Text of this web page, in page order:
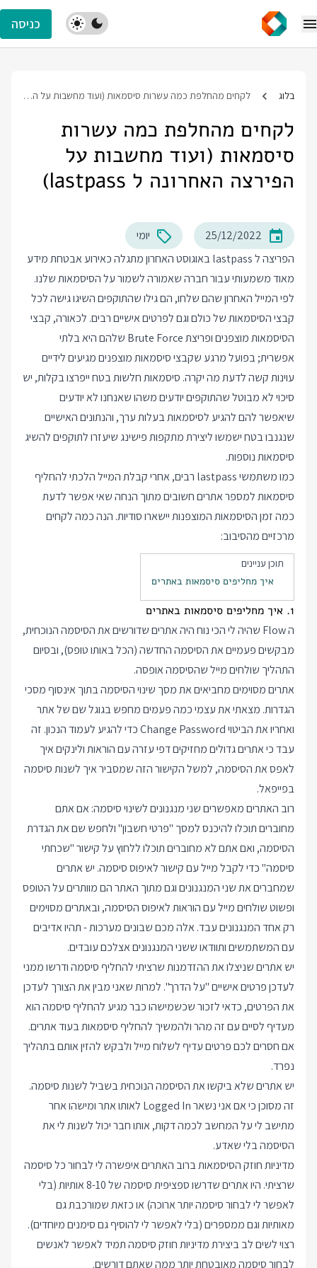
כניסה
בלוג לקחים מהחלפת כמה עשרות סיסמאות (ועוד מחשבות על הפירצה האחרונה ל lastpass)
לקחים מהחלפת כמה עשרות
סיסמאות (ועוד מחשבות על
הפירצה האחרונה ל lastpass)
25/12/2022
יומי
הפריצה ל lastpass באוגוסט האחרון מתגלה כאירוע אבטחת מידע
מאוד משמעותי עבור חברה שאמורה לשמור על הסיסמאות שלנו.
לפי המייל האחרון שהם שלחו, הם גילו שהתוקפים השיגו גישה לכל
קבצי הסיסמאות של כולם וגם לפרטים אישיים רבים. לכאורה, קבצי
הסיסמאות מוצפנים ופריצת Brute Force שלהם היא בלתי
אפשרית; בפועל מרגע שקבצי סיסמאות מוצפנים מגיעים לידיים
עוינות קשה לדעת מה יקרה. סיסמאות חלשות בטח ייפרצו בקלות, יש
סיכוי לא מבוטל שהתוקפים יודעים משהו שאנחנו לא יודעים
שיאפשר להם להגיע לסיסמאות בעלות ערך, והנתונים האישיים
שנגנבו בטח ישמשו ליצירת מתקפות פישינג שיעזרו לתוקפים להשיג
סיסמאות נוספות.
כמו משתמשי lastpass רבים, אחרי קבלת המייל הלכתי להחליף
סיסמאות למספר אתרים חשובים מתוך הנחה שאי אפשר לדעת
כמה זמן הסיסמאות המוצפנות יישארו סודיות. הנה כמה לקחים
מרכזיים מהסיבוב:
תוכן עניינים
איך מחליפים סיסמאות באתרים
1. איך מחליפים סיסמאות באתרים
ה Flow שהיה לי הכי נוח היה אתרים שדורשים את הסיסמה הנוכחית,
מבקשים פעמיים את הסיסמה החדשה (הכל באותו טופס), ובסיום
התהליך שולחים מייל שהסיסמה אופסה.
אתרים מסוימים מחביאים את מסך שינוי הסיסמה בתוך אינסוף מסכי
הגדרות. מצאתי את עצמי כמה פעמים מחפש בגוגל שם של אתר
ואחריו את הביטוי Change Password כדי להגיע לעמוד הנכון. זה
עבד כי אתרים גדולים מחזיקים דפי עזרה עם הוראות ולינקים איך
לאפס את הסיסמה, למשלהקישור הזהשמסביר איך לשנות סיסמה
בפייפאל.
רוב האתרים מאפשרים שני מנגנונים לשינוי סיסמה: אם אתם
מחוברים תוכלו להיכנס למסך "פרטי חשבון" ולחפש שם את הגדרת
הסיסמה, ואם אתם לא מחוברים תוכלו ללחוץ על קישור "שכחתי
סיסמה" כדי לקבל מייל עם קישור לאיפוס סיסמה. יש אתרים
שמחברים את שני המנגנונים וגם מתוך האתר הם מוותרים על הטופס
ופשוט שולחים מייל עם הוראות לאיפוס הסיסמה, ובאתרים מסוימים
רק אחד המנגנונים עבד. אלה מכם שבונים מערכות - תהיו אדיבים
עם המשתמשים ותוודאו ששני המנגנונים אצלכם עובדים.
יש אתרים שניצלו את ההזדמנות שרציתי להחליף סיסמה ודרשו ממני
לעדכן פרטים אישיים "על הדרך". למרות שאני מבין את הצורך לעדכן
את הפרטים, כדאי לזכור שכשמישהו כבר מגיע להחליף סיסמה הוא
מעדיף לסיים עם זה מהר ולהמשיך להחליף סיסמאות בעוד אתרים.
אם חסרים לכם פרטים עדיף לשלוח מייל ולבקש להזין אותם בתהליך
נפרד.
יש אתרים שלא ביקשו את הסיסמה הנוכחית בשביל לשנות סיסמה.
זה מסוכן כי אם אני נשאר Logged In לאותו אתר ומישהו אחר
מתישב לי על המחשב לכמה דקות, אותו חבר יכול לשנות לי את
הסיסמה בלי שאדע.
מדיניות חוזק הסיסמאות ברוב האתרים איפשרה לי לבחור כל סיסמה
שרציתי. היו אתרים שדרשו ספציפית סיסמה של 8-10 אותיות (בלי
לאפשר לי לבחור סיסמה יותר ארוכה) או כזאת שמורכבת גם
מאותיות וגם ממספרים (בלי לאפשר לי להוסיף גם סימנים מיוחדים).
רצוי לשים לב ביצירת מדיניות חוזק סיסמה תמיד לאפשר לאנשים
לבחור סיסמה מאובטחת יותר ממה שאתם דורשים.